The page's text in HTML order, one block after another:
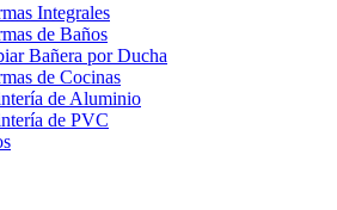
Integrales
de Baños
Bañera por Ducha
de Cocinas
de Aluminio
de PVC